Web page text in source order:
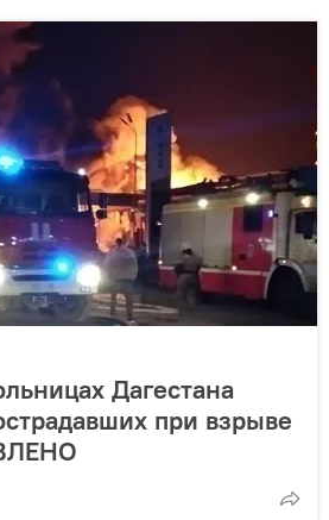
Дагестана
при взрыве